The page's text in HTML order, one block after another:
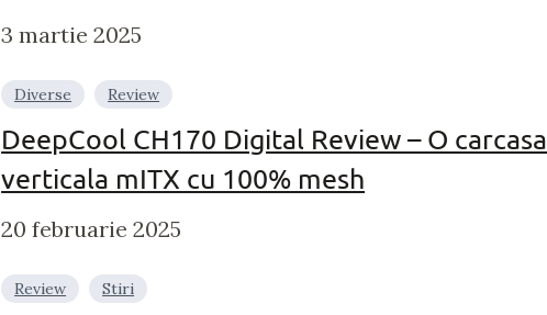
3 martie 2025
Diverse Review
DeepCool CH170 Digital Review – O carcasa
verticala mITX cu 100% mesh
20 februarie 2025
Review Stiri